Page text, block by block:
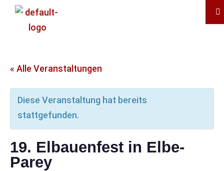
« Alle Veranstaltungen
Diese Veranstaltung hat bereits
stattgefunden.
19. Elbauenfest in Elbe-
Parey